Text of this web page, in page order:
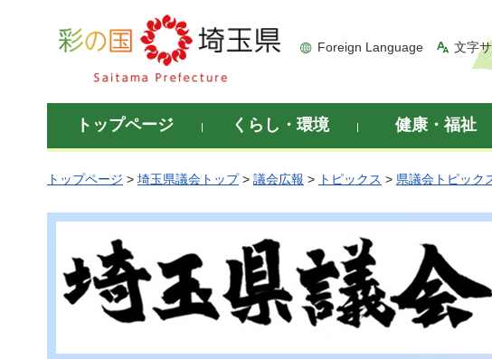
彩の国 埼玉県
Foreign Language 文字
トップページ くらし・環境 健康・福祉
トップページ > 埼玉県議会トップ> 議会広報 > トピックス > 県議会トピック